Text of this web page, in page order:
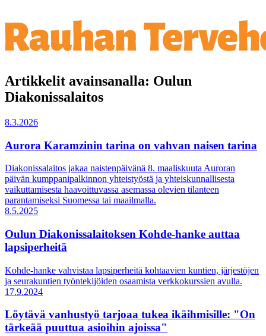
Artikkelit avainsanalla: Oulun
Diakonissalaitos
8.3.2026
Aurora Karamzinin tarina on vahvan naisen tarina
Diakonissalaitos jakaa naistenpäivänä 8. maaliskuuta Auroran
päivän kumppanipalkinnon yhteistyöstä ja yhteiskunnallisesta
vaikuttamisesta haavoittuvassa asemassa olevien tilanteen
parantamiseksi Suomessa tai maailmalla.
8.5.2025
Oulun Diakonissalaitoksen Kohde-hanke auttaa
lapsiperheitä
Kohde-hanke vahvistaa lapsiperheitä kohtaavien kuntien, järjestöjen
ja seurakuntien työntekijöiden osaamista verkkokurssien avulla.
17.9.2024
Löytävä vanhustyö tarjoaa tukea ikäihmisille: "On
tärkeää puuttua asioihin ajoissa"